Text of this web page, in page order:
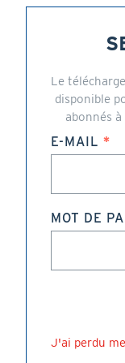
Le
disponible
abonnés
E-MAIL
MOT DE
J'ai perdu